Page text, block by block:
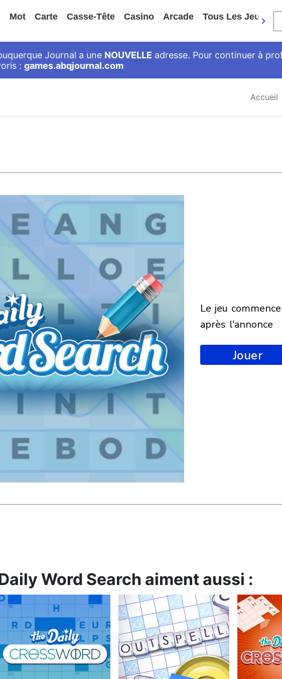
Mot Carte Casse-Tête Casino Arcade Tous Les Jeux
Journal a une NOUVELLE adresse. Pour continuer à
: games.abqjournal.com
Accueil
le jeu commencera
après l'annonce
Jouer
Word Search aiment aussi :